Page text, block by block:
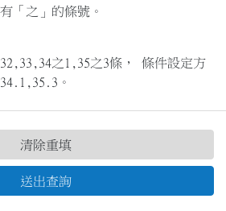
「之」的條號。
之1,35之3條， 條件設定方
。
送出查詢
清除重填